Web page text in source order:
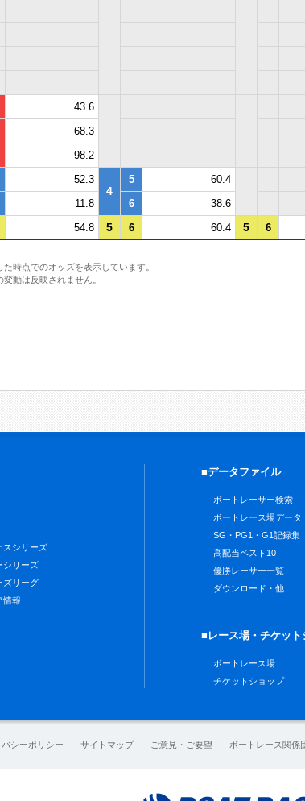
43.6
68.3
98.2
52.3
4
5
60.4
11.8 6 38.6
54.8 5 6 60.4 5 6
時点でのオッズを表示しています。
動は反映されません。
スシリーズ
シリーズ
ズリーグ
情報
■データファイル
ボートレーサー検索
ボートレース場データ
SG・PG1・G1記録集
高配当ベスト10
優勝レーサー一覧
ダウンロード・他
■レース場・チケット
ボートレース場
チケットショップ
バシーポリシー サイトマップ ご意見・ご要望 ボートレース関係